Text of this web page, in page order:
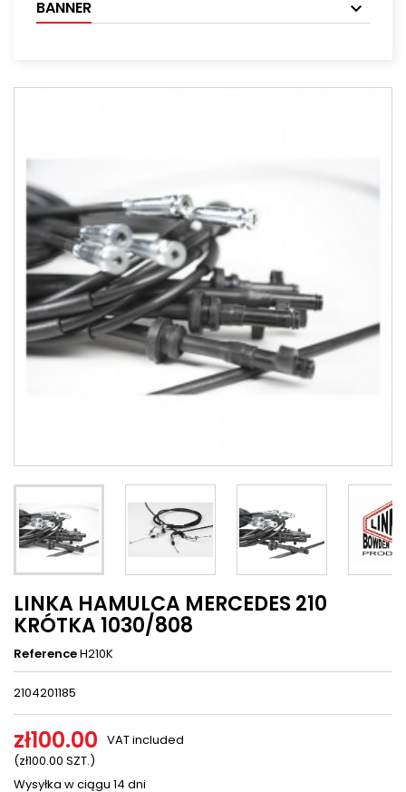
BANNER
LINKA HAMULCA MERCEDES 210
KRÓTKA 1030/808
ReferenceH210K
2104201185
zł100.00
(zł100.00 SZT.)
VAT included
Wysyłka w ciągu 14 dni